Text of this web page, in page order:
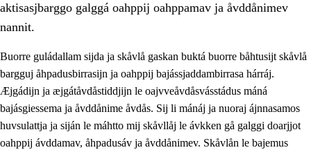
aktisasjbarggo galggá oahppij oahppamav ja åvddånimev
nannit.
Buorre guládallam sijda ja skåvlå gaskan buktá buorre båhtusijt skåvlå
bargguj åhpadusbirrasijn ja oahppij bajássjaddambirrasa hárráj.
Æjgádijn ja æjgátåvdåstiddjijn le oajvveåvdåsvásstádus máná
bajásgiessema ja åvddånime åvdås. Sij li mánáj ja nuoraj ájnnasamos
huvsulattja ja siján le máhtto mij skåvllåj le ávkken gå galggi doarjjot
oahppij ávddamav, åhpadusáv ja åvddånimev. Skåvlån le bajemus